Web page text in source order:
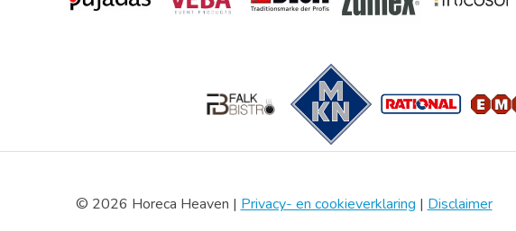
© 2026 Horeca Heaven | Privacy- en cookieverklaring | Disclaimer